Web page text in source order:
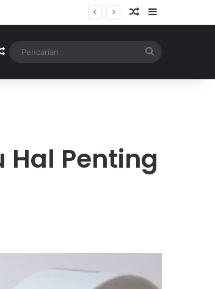
Artikel Acak
Sidebar
Artikel Acak
Penting